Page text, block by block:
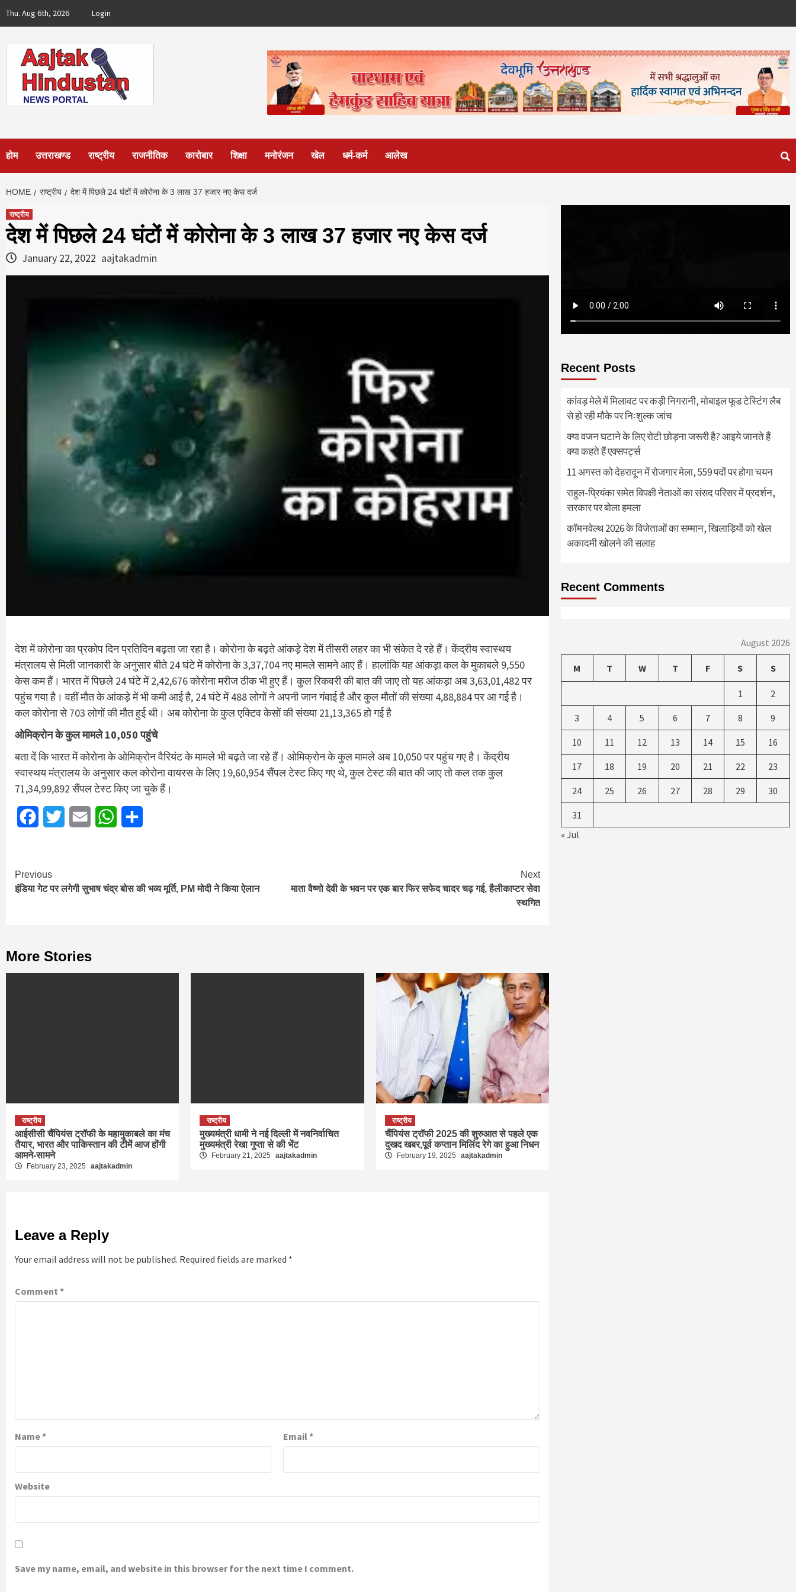
Thu. Aug 6th, 2026 Login
होम उत्तराखण्ड राष्ट्रीय राजनीतिक कारोबार शिक्षा मनोरंजन खेल धर्म-कर्म आलेख
HOME राष्ट्रीय देश में पिछले 24 घंटों में कोरोना के 3 लाख 37 हजार नए केस दर्ज
राष्ट्रीय
देश में पिछले 24 घंटों में कोरोना के 3 लाख 37 हजार नए केस दर्ज
January 22, 2022 aajtakadmin
देश में कोरोना का प्रकोप दिन प्रतिदिन बढ़ता जा रहा है। कोरोना के बढ़ते आंकड़े देश में तीसरी लहर का भी संकेत दे रहे हैं। केंद्रीय स्वास्थय
मंत्रालय से मिली जानकारी के अनुसार बीते 24 घंटे में कोरोना के 3,37,704 नए मामले सामने आए हैं। हालांकि यह आंकड़ा कल के मुकाबले 9,550
केस कम हैं। भारत में पिछले 24 घंटे में 2,42,676 कोरोना मरीज ठीक भी हुए हैं। कुल रिकवरी की बात की जाए तो यह आंकड़ा अब 3,63,01,482 पर
पहुंच गया है। वहीं मौत के आंकड़े में भी कमी आई है, 24 घंटे में 488 लोगों ने अपनी जान गंवाई है और कुल मौतों की संख्या 4,88,884 पर आ गई है।
कल कोरोना से 703 लोगों की मौत हुई थी। अब कोरोना के कुल एक्टिव केसों की संख्या 21,13,365 हो गई है
ओमिक्रोन के कुल मामले 10,050 पहुंचे
बता दें कि भारत में कोरोना के ओमिक्रोन वैरियंट के मामले भी बढ़ते जा रहे हैं। ओमिक्रोन के कुल मामले अब 10,050 पर पहुंच गए है। केंद्रीय
स्वास्थय मंत्रालय के अनुसार कल कोरोना वायरस के लिए 19,60,954 सैंपल टेस्ट किए गए थे, कुल टेस्ट की बात की जाए तो कल तक कुल
71,34,99,892 सैंपल टेस्ट किए जा चुके हैं।
FacebookTwitter Email WhatsApp
Continue
Reading
Previous
इंडिया गेट पर लगेगी सुभाष चंद्र बोस की भव्य मूर्ति, PM मोदी ने किया ऐलान
Next
माता वैष्णो देवी के भवन पर एक बार फिर सफेद चादर चढ़ गई, हैलीकाप्टर सेवा
स्थगित
More Stories
राष्ट्रीय
आईसीसी चैंपियंस ट्रॉफी के महामुकाबले का मंच
तैयार, भारत और पाकिस्तान की टीमें आज होंगी
आमने-सामने
February 23, 2025 aajtakadmin
राष्ट्रीय
मुख्यमंत्री धामी ने नई दिल्ली में नवनिर्वाचित
मुख्यमंत्री रेखा गुप्ता से की भेंट
February 21, 2025 aajtakadmin
राष्ट्रीय
चैंपियंस ट्रॉफी 2025 की शुरुआत से पहले एक
दुखद खबर,पूर्व कप्तान मिलिंद रेगे का हुआ निधन
February 19, 2025 aajtakadmin
Leave a Reply
Your email address will not be published. Required fields are marked *
Comment *
Name* Email*
Website
Save my name, email, and website in this browser for the next time I comment.
Recent Posts
कांवड़ मेले में मिलावट पर कड़ी निगरानी, मोबाइल फूड टेस्टिंग लैब
से हो रही मौके पर निःशुल्क जांच
क्या वजन घटाने के लिए रोटी छोड़ना जरूरी है? आइये जानते हैं
क्या कहते हैं एक्सपर्ट्स
11 अगस्त को देहरादून में रोजगार मेला, 559 पदों पर होगा चयन
राहुल-प्रियंका समेत विपक्षी नेताओं का संसद परिसर में प्रदर्शन,
सरकार पर बोला हमला
कॉमनवेल्थ 2026 के विजेताओं का सम्मान, खिलाड़ियों को खेल
अकादमी खोलने की सलाह
Recent Comments
August 2026
M T W T F S S
1 2
3 4 5 6 7 8 9
10 11 12 13 14 15 16
17 18 19 20 21 22 23
24 25 26 27 28 29 30
31
« Jul